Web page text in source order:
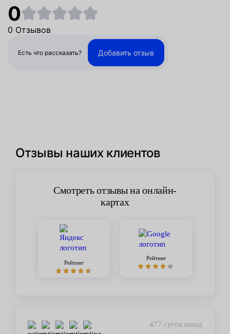
0
0 Отзывов
Есть что рассказать? Добавить отзыв
Отзывы наших клиентов
Смотреть отзывы на онлайн-
картах
Рейтинг
Рейтинг
477 суток назад